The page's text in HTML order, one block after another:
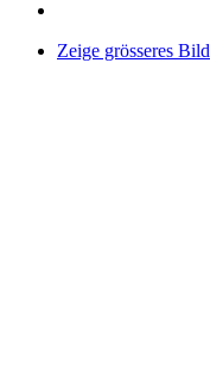
Zeige grösseres Bild